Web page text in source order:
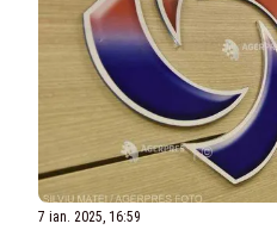
7 ian. 2025, 16:59